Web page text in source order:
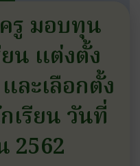
รู มอบทุน
น แต่งตั้ง
ละเลือกตั้ง
เรียน วันที่
2562